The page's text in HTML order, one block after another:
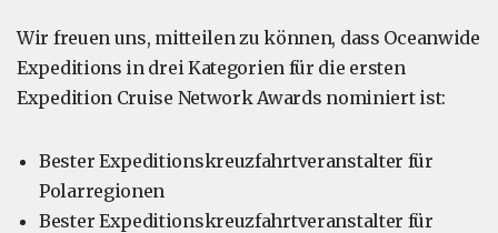
Wir freuen uns, mitteilen zu können, dass Oceanwide
Expeditions in drei Kategorien für die ersten
Expedition Cruise Network Awards nominiert ist:
Bester Expeditionskreuzfahrtveranstalter für
Polarregionen
Bester Expeditionskreuzfahrtveranstalter für